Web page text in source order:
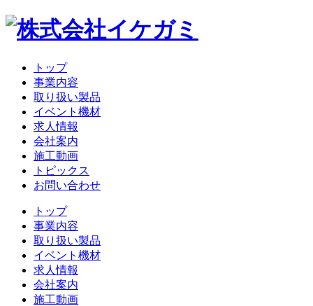
トップ
事業内容
取り扱い製品
イベント機材
求人情報
会社案内
施工動画
トピックス
お問い合わせ
トップ
事業内容
取り扱い製品
イベント機材
求人情報
会社案内
施工動画